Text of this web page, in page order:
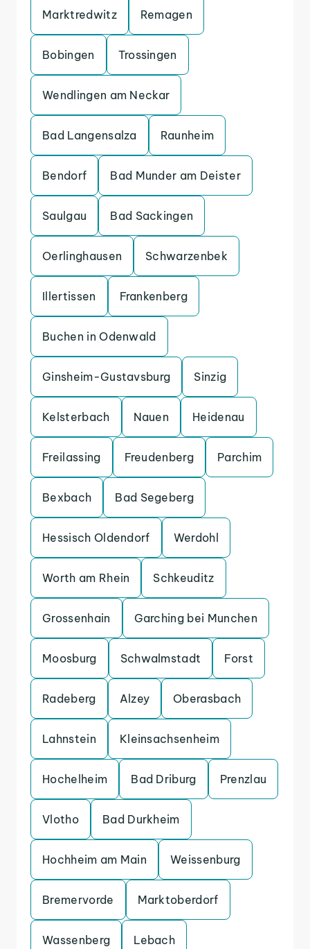
Marktredwitz Remagen
Bobingen Trossingen
Wendlingen am Neckar
Bad Langensalza Raunheim
Bendorf Bad Munder am Deister
Saulgau Bad Sackingen
Oerlinghausen Schwarzenbek
Illertissen Frankenberg
Buchen in Odenwald
Ginsheim-Gustavsburg Sinzig
Kelsterbach Nauen Heidenau
Freilassing Freudenberg Parchim
Bexbach Bad Segeberg
Hessisch Oldendorf Werdohl
Worth am Rhein Schkeuditz
Grossenhain Garching bei Munchen
Moosburg Schwalmstadt Forst
Radeberg Alzey Oberasbach
Lahnstein Kleinsachsenheim
Hochelheim Bad Driburg Prenzlau
Vlotho Bad Durkheim
Hochheim am Main Weissenburg
Bremervorde Marktoberdorf
Wassenberg Lebach